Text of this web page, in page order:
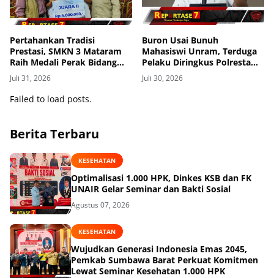
Pertahankan Tradisi
Prestasi, SMKN 3 Mataram
Raih Medali Perak Bidang
Robotics di LKS Tingkat
Provinsi 2026
Juli 31, 2026
Buron Usai Bunuh
Mahasiswi Unram, Terduga
Pelaku Diringkus Polresta
Mataram di Gomong
Juli 30, 2026
Failed to load posts.
Berita Terbaru
KESEHATAN
Optimalisasi 1.000 HPK, Dinkes KSB dan FK
UNAIR Gelar Seminar dan Bakti Sosial
Agustus 07, 2026
KESEHATAN
Wujudkan Generasi Indonesia Emas 2045,
Pemkab Sumbawa Barat Perkuat Komitmen
Lewat Seminar Kesehatan 1.000 HPK